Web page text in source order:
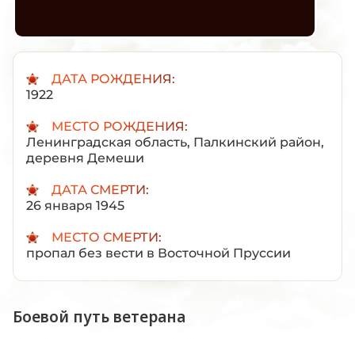
ДАТА РОЖДЕНИЯ:
1922
МЕСТО РОЖДЕНИЯ:
Ленинградская область, Палкинский район,
деревня Демеши
ДАТА СМЕРТИ:
26 января 1945
МЕСТО СМЕРТИ:
пропал без вести в Восточной Пруссии
Боевой путь ветерана